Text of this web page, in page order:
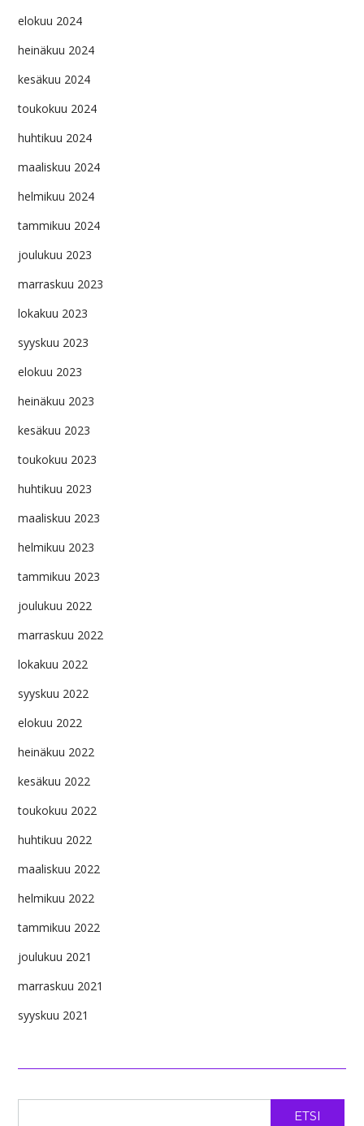
elokuu 2024
heinäkuu 2024
kesäkuu 2024
toukokuu 2024
huhtikuu 2024
maaliskuu 2024
helmikuu 2024
tammikuu 2024
joulukuu 2023
marraskuu 2023
lokakuu 2023
syyskuu 2023
elokuu 2023
heinäkuu 2023
kesäkuu 2023
toukokuu 2023
huhtikuu 2023
maaliskuu 2023
helmikuu 2023
tammikuu 2023
joulukuu 2022
marraskuu 2022
lokakuu 2022
syyskuu 2022
elokuu 2022
heinäkuu 2022
kesäkuu 2022
toukokuu 2022
huhtikuu 2022
maaliskuu 2022
helmikuu 2022
tammikuu 2022
joulukuu 2021
marraskuu 2021
syyskuu 2021
ETSI